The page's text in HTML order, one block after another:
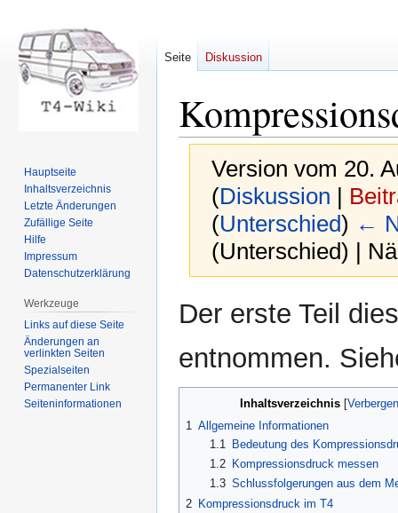
Version vom 20.
(Diskussion |
(Unterschied) ←
(Unterschied) |
Navigation
Suche
Der erste Teil
entnommen.
Inhaltsverzeichnis
1 Allgemeine Informationen
1.1
Bedeutung des
1.2
Kompressionsdruck messen
1.3 Schlussfolgerungen aus dem
2 Kompressionsdruck im T4
Seite Diskussion
Hauptseite
Inhaltsverzeichnis
Letzte Änderungen
Zufällige Seite
Hilfe
Impressum
Datenschutzerklärung
Werkzeuge
Links auf diese Seite
Änderungen an
verlinkten Seiten
Spezialseiten
Permanenter Link
Seiten­informationen